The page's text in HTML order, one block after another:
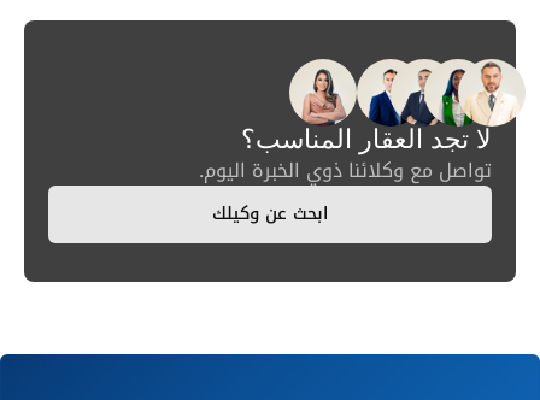
لا تجد العقار المناسب؟
تواصل مع وكلائنا ذوي الخبرة اليوم.
ابحث عن وكيلك